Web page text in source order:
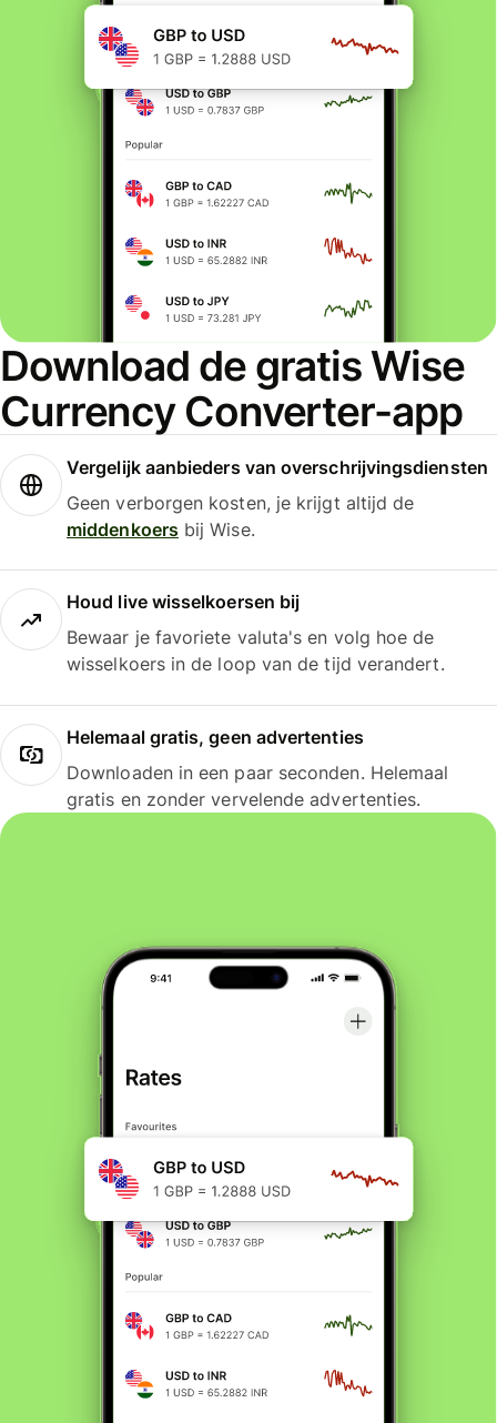
Download de gratis Wise
Currency Converter-app
Vergelijk aanbieders van overschrijvingsdiensten
Geen verborgen kosten, je krijgt altijd de
middenkoersbij Wise.
Houd live wisselkoersen bij
Bewaar je favoriete valuta's en volg hoe de
wisselkoers in de loop van de tijd verandert.
Helemaal gratis, geen advertenties
Downloaden in een paar seconden. Helemaal
gratis en zonder vervelende advertenties.